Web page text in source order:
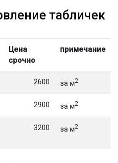
табличек
Цена
срочно
примечание
2600 за м2
2900 за м2
3200 за м2